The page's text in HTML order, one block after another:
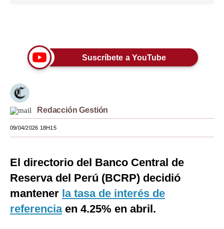
Viajes
Moda
Estilos
Mundo
EEUU
Internacional
Tecnología
Suscríbete a YouTube
Redacción Gestión
09/04/2026 18H15
El directorio del Banco Central de
Reserva del Perú (BCRP) decidió
mantener la tasa de interés de
referenciaen 4.25% en abril.